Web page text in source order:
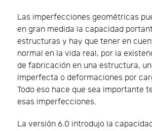
Las imperfecciones geométricas
en gran medida la capacidad
estructuras y hay que tener en
normal en la vida real, por la
de fabricación en una estructura,
imperfecta o deformaciones por
Todo eso hace que sea importante
esas imperfecciones.
La versión 6.0 introdujo la